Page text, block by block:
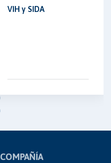
VIH y SIDA
COMPAÑÍA